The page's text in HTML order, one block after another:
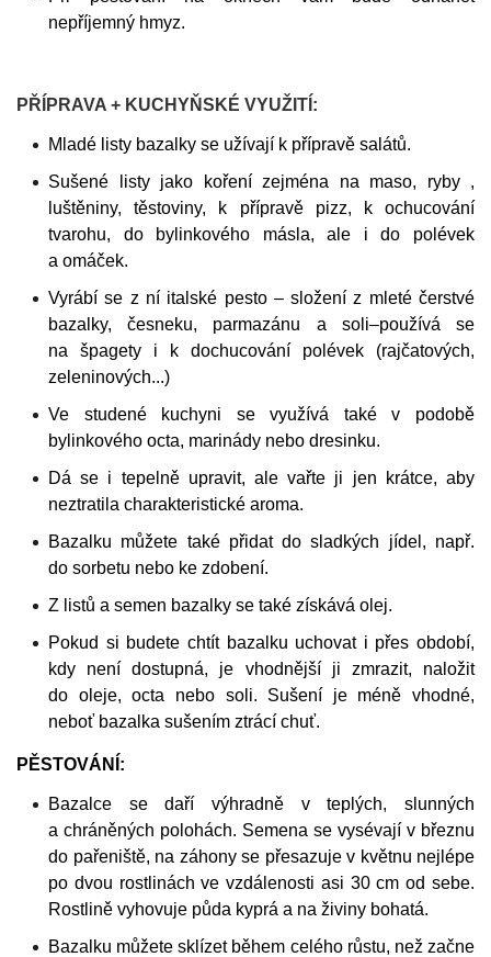
nepříjemný hmyz.
PŘÍPRAVA + KUCHYŇSKÉ VYUŽITÍ:
Mladé listy bazalky se užívají k přípravě salátů.
Sušené listy jako koření zejména na maso, ryby ,
luštěniny, těstoviny, k přípravě pizz, k ochucování
tvarohu, do bylinkového másla, ale i do polévek
a omáček.
Vyrábí se z ní italské pesto – složení z mleté čerstvé
bazalky, česneku, parmazánu a soli–používá se
na špagety i k dochucování polévek (rajčatových,
zeleninových...)
Ve studené kuchyni se využívá také v podobě
bylinkového octa, marinády nebo dresinku.
Dá se i tepelně upravit, ale vařte ji jen krátce, aby
neztratila charakteristické aroma.
Bazalku můžete také přidat do sladkých jídel, např.
do sorbetu nebo ke zdobení.
Z listů a semen bazalky se také získává olej.
Pokud si budete chtít bazalku uchovat i přes období,
kdy není dostupná, je vhodnější ji zmrazit, naložit
do oleje, octa nebo soli. Sušení je méně vhodné,
neboť bazalka sušením ztrácí chuť.
PĚSTOVÁNÍ:
Bazalce se daří výhradně v teplých, slunných
a chráněných polohách. Semena se vysévají v březnu
do pařeniště, na záhony se přesazuje v květnu nejlépe
po dvou rostlinách ve vzdálenosti asi 30 cm od sebe.
Rostlině vyhovuje půda kyprá a na živiny bohatá.
Bazalku můžete sklízet během celého růstu, než začne